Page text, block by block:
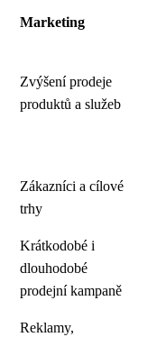
Marketing
Zvýšení prodeje
produktů a služeb
Zákazníci a cílové
trhy
Krátkodobé i
dlouhodobé
prodejní kampaně
Reklamy,